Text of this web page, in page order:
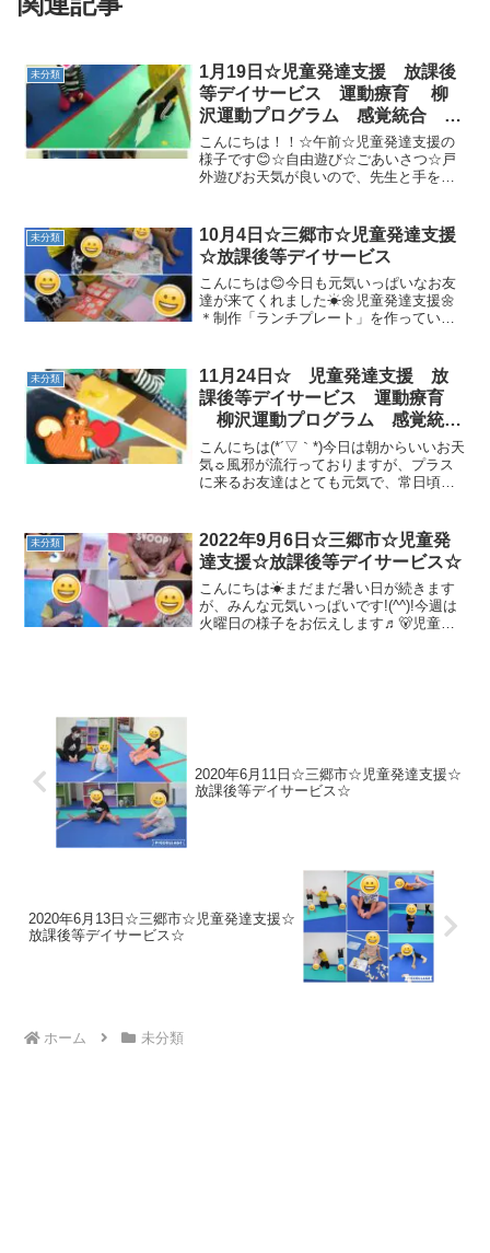
未分類
1月19日☆児童発達支援 放課後
等デイサービス 運動療育 柳
沢運動プログラム 感覚統合 自
閉症 発達障害 埼玉県 三郷
市 吉川市 八潮市 気になる
子
こんにちは！！☆午前☆児童発達支援の
様子です😊☆自由遊び☆ごあいさつ☆戸
外遊びお天気が良いので、先生と手を繋
ーキット・バラバラ平均台・フープジャ
ンプ・鉄棒先生と一...
未分類
10月4日☆三郷市☆児童発達支援
☆放課後等デイサービス
こんにちは😊今日も元気いっぱいなお友
達が来てくれました☀🌼児童発達支援🌼
＊制作「ランチプレート」を作っていき
ストラックアウトフープの中から投げ
る！というお約束をきち...
未分類
11月24日☆ 児童発達支援 放
課後等デイサービス 運動療育
柳沢運動プログラム 感覚統
合 自閉症 発達障害 埼玉県
三郷市 吉川市 八潮市 気に
なる子
こんにちは(*´▽｀*)今日は朝からいいお天
気☼風邪が流行っておりますが、プラス
に来るお友達はとても元気で、常日頃か
です💛🌟静かな活動きょうは、粘土をし
ました...
未分類
2022年9月6日☆三郷市☆児童発
達支援☆放課後等デイサービス☆
こんにちは☀まだまだ暑い日が続きます
が、みんな元気いっぱいです!(^^)!今週は
火曜日の様子をお伝えします♬🐻児童発
2020年6月11日☆三郷市☆児童発達支援☆
放課後等デイサービス☆
2020年6月13日☆三郷市☆児童発達支援☆
放課後等デイサービス☆
ホーム 未分類